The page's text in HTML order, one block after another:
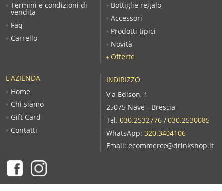
L'AZIENDA
Home
Chi siamo
Gift Card
Contatti
Bottiglie regalo
Accessori
Prodotti tipici
Novità
Offerte
Termini e condizioni di
vendita
Faq
Carrello
INDIRIZZO
Via Edison, 1
25075 Nave - Brescia
Tel. 030.2532776/ 030.2530085
WhatsApp: 320.3404106
Email: ecommerce@drinkshop.it